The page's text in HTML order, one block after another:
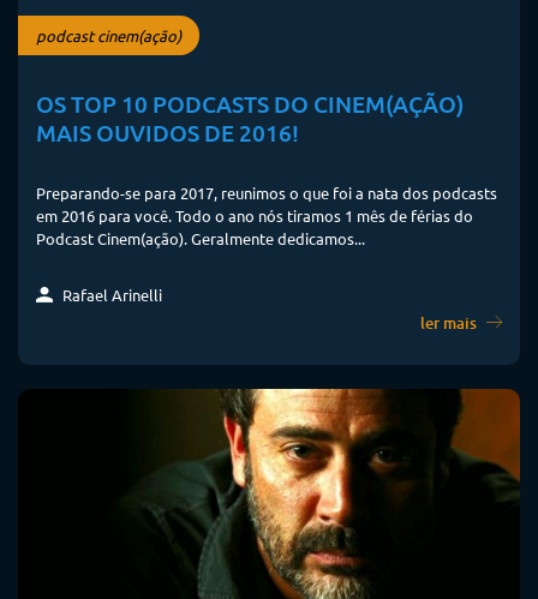
podcast cinem(ação)
OS TOP 10 PODCASTS DO CINEM(AÇÃO)
MAIS OUVIDOS DE 2016!
Preparando-se para 2017, reunimos o que foi a nata dos podcasts
em 2016 para você. Todo o ano nós tiramos 1 mês de férias do
Podcast Cinem(ação). Geralmente dedicamos...
Rafael Arinelli
ler mais